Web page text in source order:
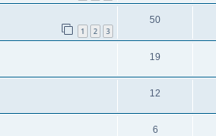
1 2 3
50
19
12
6